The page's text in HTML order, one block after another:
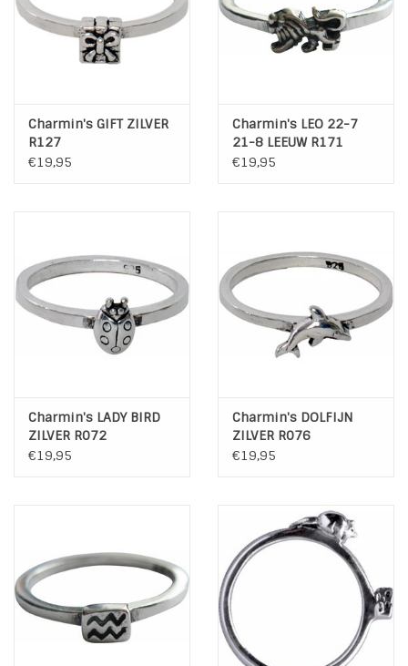
Charmin's GIFT ZILVER
R127
€19,95
Charmin's LEO 22-7
21-8 LEEUW R171
€19,95
Charmin's LADY BIRD
ZILVER R072
€19,95
Charmin's DOLFIJN
ZILVER R076
€19,95